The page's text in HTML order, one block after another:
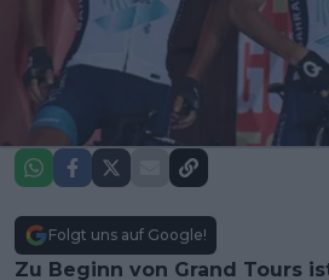
Folgt uns auf Google!
Zu Beginn von Grand Tours